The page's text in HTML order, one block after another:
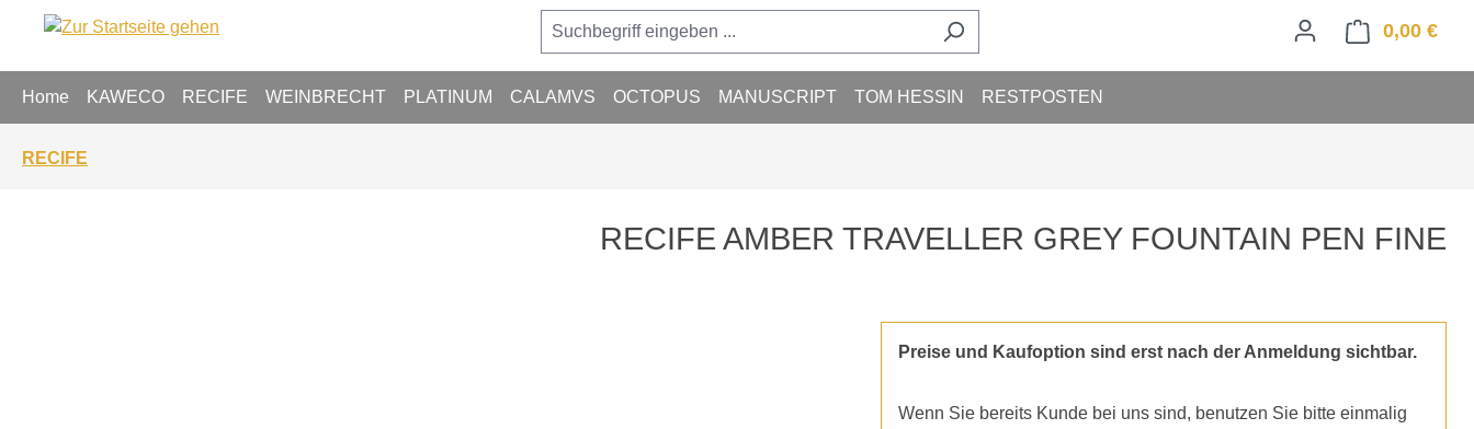
Zur Hauptnavigation springen 0,00 €
Home KAWECO RECIFE WEINBRECHT PLATINUM CALAMVS OCTOPUS MANUSCRIPT TOM HESSIN RESTPOSTEN
RECIFE
RECIFE AMBER TRAVELLER GREY FOUNTAIN PEN FINE
Preise und Kaufoption sind erst nach der Anmeldung sichtbar.
Wenn Sie bereits Kunde bei uns sind, benutzen Sie bitte einmalig